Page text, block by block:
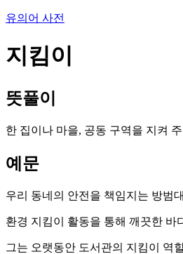
유의어 사전
지킴이
뜻풀이
한 집이나 마을, 공동 구역을 지켜
예문
우리 동네의 안전을 책임지는 방범
환경 지킴이 활동을 통해 깨끗한 바
그는 오랫동안 도서관의 지킴이 역